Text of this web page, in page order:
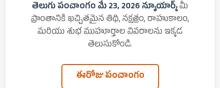
తెలుగు పంచాంగం మే 23, 2026 న్యూయార్క్మీ
ప్రాంతానికి ఖచ్చితమైన తిథి, నక్షత్రం, రాహుకాలం,
మరియు శుభ ముహూర్తాల వివరాలను ఇక్కడ
తెలుసుకోండి.
ఈరోజు పంచాంగం